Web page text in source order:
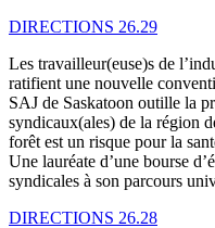
DIRECTIONS 26.29
Les travailleur(euse)s de
ratifient une nouvelle
SAJ de Saskatoon outille la
syndicaux(ales) de la région
forêt est un risque pour la
Une lauréate d’une bourse
syndicales à son parcours
DIRECTIONS 26.28